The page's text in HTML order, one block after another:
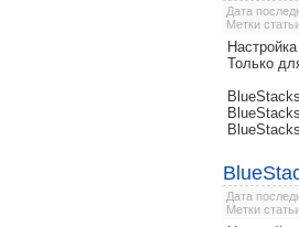
Дата
Метки
Только
Дата
Метки